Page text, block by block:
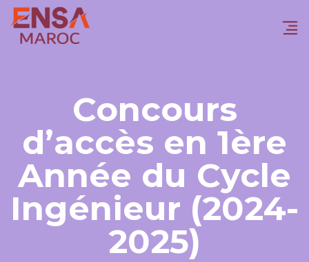
Concours
d’accès en 1ère
Année du Cycle
Ingénieur (2024-
2025)